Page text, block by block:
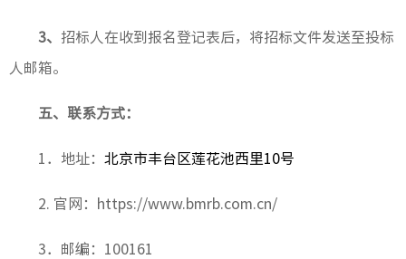
3、 招标人在收到报名登记表后，将招标文件发送至投标
人邮箱。
五、联系方式：
1 ．地址： 北京市丰台区莲花池西里10号
2. 官网： https://www.bmrb.com.cn/
3 ．邮编：100161